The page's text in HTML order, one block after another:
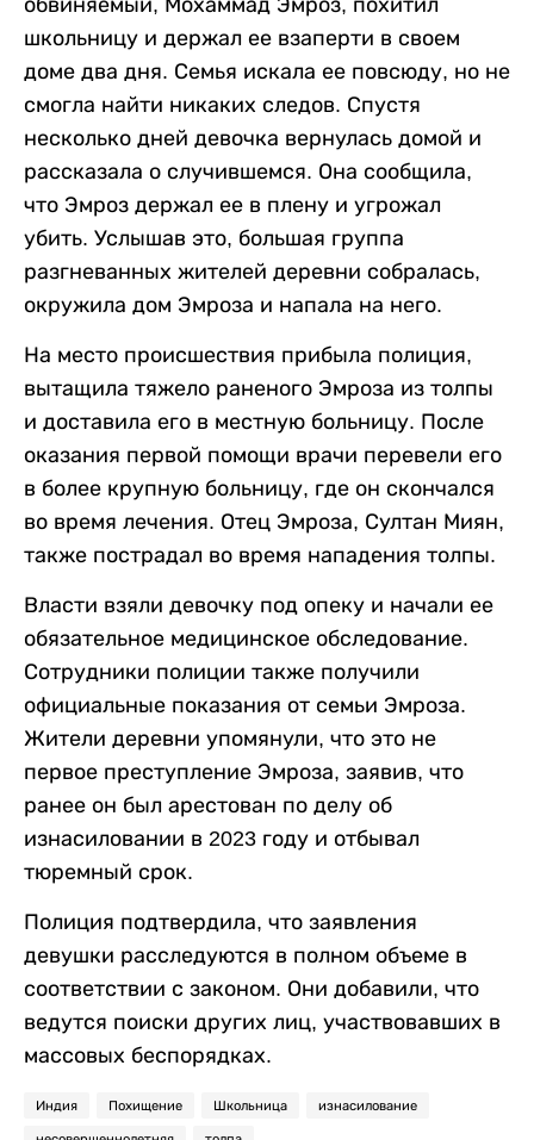
школьницу и держал ее взаперти в своем
доме два дня. Семья искала ее повсюду, но не
смогла найти никаких следов. Спустя
несколько дней девочка вернулась домой и
рассказала о случившемся. Она сообщила,
что Эмроз держал ее в плену и угрожал
убить. Услышав это, большая группа
разгневанных жителей деревни собралась,
окружила дом Эмроза и напала на него.
На место происшествия прибыла полиция,
вытащила тяжело раненого Эмроза из толпы
и доставила его в местную больницу. После
оказания первой помощи врачи перевели его
в более крупную больницу, где он скончался
во время лечения. Отец Эмроза, Султан Миян,
также пострадал во время нападения толпы.
Власти взяли девочку под опеку и начали ее
обязательное медицинское обследование.
Сотрудники полиции также получили
официальные показания от семьи Эмроза.
Жители деревни упомянули, что это не
первое преступление Эмроза, заявив, что
ранее он был арестован по делу об
изнасиловании в 2023 году и отбывал
тюремный срок.
Полиция подтвердила, что заявления
девушки расследуются в полном объеме в
соответствии с законом. Они добавили, что
ведутся поиски других лиц, участвовавших в
массовых беспорядках.
Индия Похищение Школьница изнасилование